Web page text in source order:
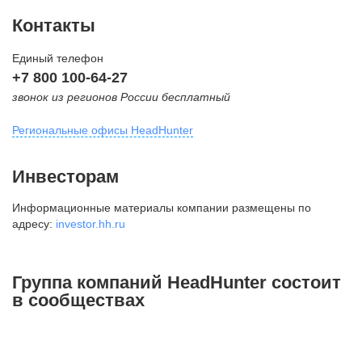
Контакты
Единый телефон
+7 800 100-64-27
звонок из регионов России бесплатный
Региональные офисы HeadHunter
внутригородская территория
Муниципальный округ Тверской,
2-я Брестская ул., д. 48,
+7 495 980-64-27
Инвесторам
Информационные материалы компании размещены по
адресу: investor.hh.ru
Группа компаний HeadHunter состоит
в сообществах